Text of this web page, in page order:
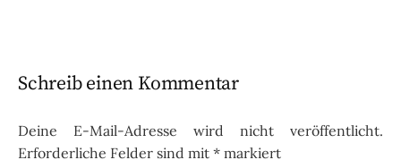
Schreib einen Kommentar
Deine E-Mail-Adresse wird nicht veröffentlicht.
Erforderliche Felder sind mit * markiert